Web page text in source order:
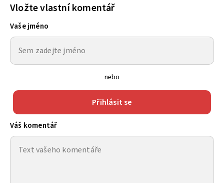
Vložte vlastní komentář
Vaše jméno
nebo
Přihlásit se
Váš komentář